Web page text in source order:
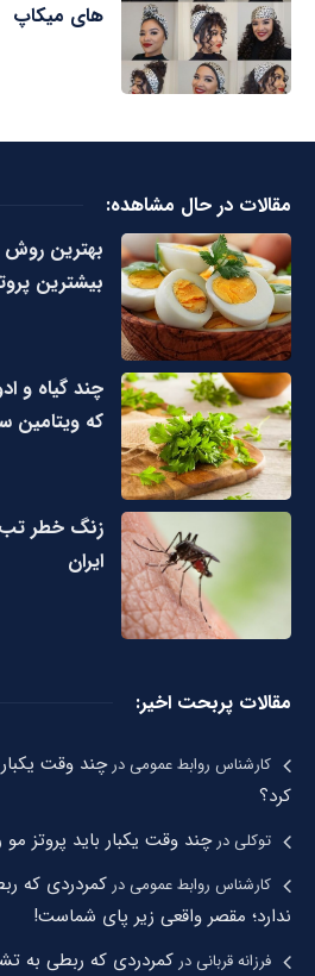
های میکاپ
مقالات در حال مشاهده:
بهترین
بیشترین
چند گیاه و
که ویتامین
ایران
مقالات پربحت اخیر:
کارشناس روابط عمومیدرچند وقت
کرد؟
توکلیدرچند وقت یکبار باید پروتز
کارشناس روابط عمومیدر کمردردی که
ندارد؛ مقصر واقعی زیر پای شماست!
فرزانه قربانیدر کمردردی که ربطی به